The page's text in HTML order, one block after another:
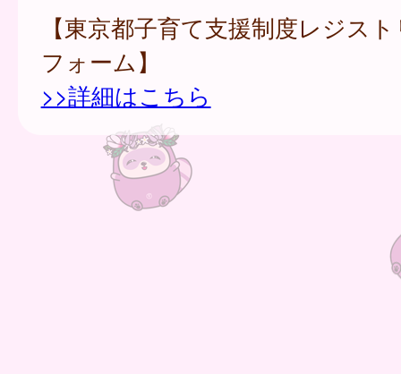
【東京都子育て支援制度レジス
フォーム】
>>詳細はこちら